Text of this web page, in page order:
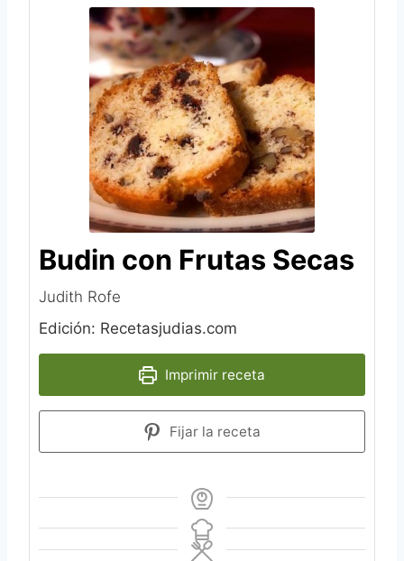
Budin con Frutas Secas
Judith Rofe
Edición: Recetasjudias.com
Imprimir receta
Fijar la receta